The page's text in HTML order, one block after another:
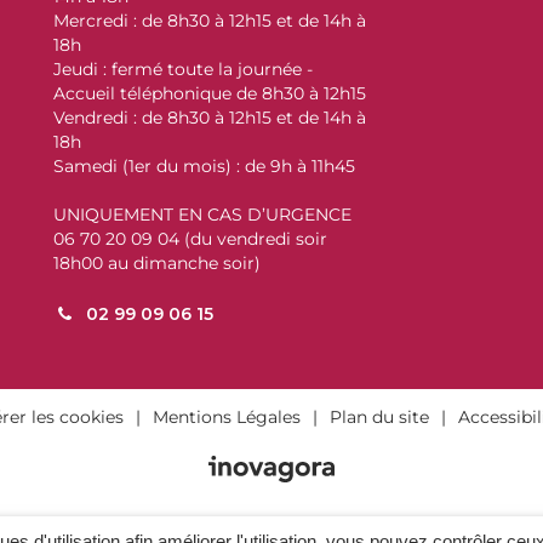
Mercredi : de 8h30 à 12h15 et de 14h à
18h
Jeudi : fermé toute la journée -
Accueil téléphonique de 8h30 à 12h15
Vendredi : de 8h30 à 12h15 et de 14h à
18h
Samedi (1er du mois) : de 9h à 11h45
UNIQUEMENT EN CAS D’URGENCE
06 70 20 09 04 (du vendredi soir
18h00 au dimanche soir)
02 99 09 06 15
les cookies Mentions Légales Plan du site